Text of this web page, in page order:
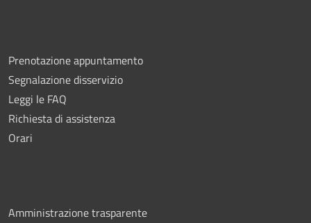
Prenotazione appuntamento
Segnalazione disservizio
Leggi le FAQ
Richiesta di assistenza
Orari
Amministrazione trasparente